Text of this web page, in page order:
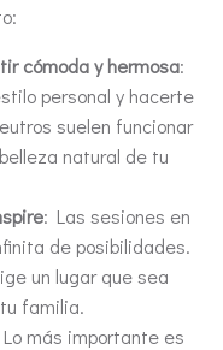
cómoda y hermosa:
personal y hacerte
suelen funcionar
natural de tu
: Las sesiones en
de posibilidades.
un lugar que sea
familia.
más importante es